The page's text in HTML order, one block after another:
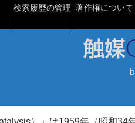
検索履歴の管理 著作権について